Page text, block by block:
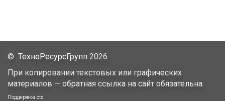
© ТехноРесурсГрупп 2026
При копировании текстовых или графических
материалов — обратная ссылка на сайт обязательна.
Поддержка cts